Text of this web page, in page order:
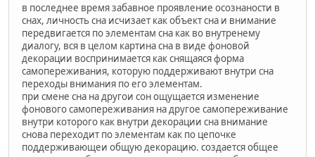
в последнее время забавное проявление осознаности в
снах, личность сна исчизает как объект сна и внимание
передвигается по элементам сна как во внутренему
диалогу, вся в целом картина сна в виде фоновой
декорации воспринимается как снящаяся форма
самопереживания, которую поддерживают внутри сна
переходы внимания по его элементам.
при смене сна на другои сон ощущается изменение
фонового самопереживания на другое самопереживание
внутри которого как внутри декорации сна внимание
снова переходит по элементам как по цепочке
поддерживающеи общую декорацию. создается общее